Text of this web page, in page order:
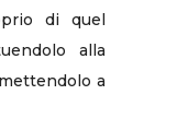
di quel
alla
a